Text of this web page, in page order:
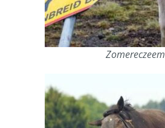
Zomereczeem